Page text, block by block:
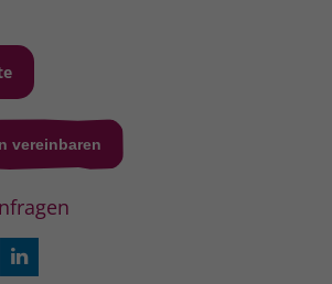
vereinbaren